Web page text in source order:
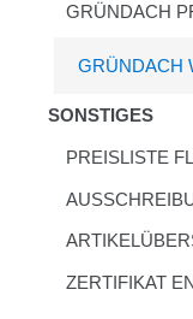
GRÜNDACH
GRÜNDACH
SONSTIGES
PREISLISTE
ZERTIFIKAT